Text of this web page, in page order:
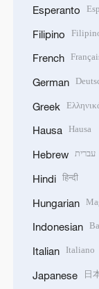
Esperanto
Filipino
French
German
Greek
Hausa Hausa
Hebrew עברית
Hindi हिन्दी
Hungarian
Indonesian
Italian Italiano
Japanese 日